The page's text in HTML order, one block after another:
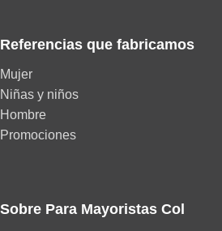
Referencias que fabricamos
Mujer
Niñas y niños
Hombre
Promociones
Sobre Para Mayoristas Col